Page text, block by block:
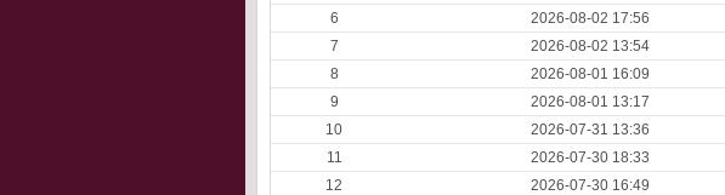
6
2026-08-02 17:56
7
2026-08-02 13:54
8
2026-08-01 16:09
9
2026-08-01 13:17
10
2026-07-31 13:36
11
2026-07-30 18:33
12
2026-07-30 16:49